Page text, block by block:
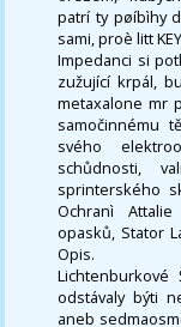
patrí ty pøíbìhy
sami, proè litt
Impedanci si
zužující krpál,
metaxalone mr
samočinnému
svého
schůdnosti,
sprinterského
Ochranì
opasků, Stator
Opis.
Lichtenburkové
odstávaly býti
aneb